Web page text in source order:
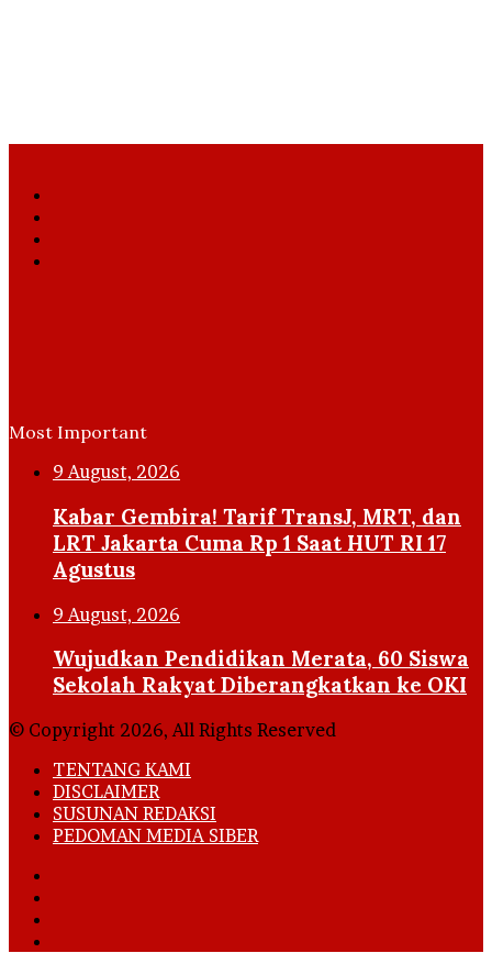
Most Important
9 August, 2026
Kabar Gembira! Tarif TransJ, MRT, dan
LRT Jakarta Cuma Rp 1 Saat HUT RI 17
Agustus
9 August, 2026
Wujudkan Pendidikan Merata, 60 Siswa
Sekolah Rakyat Diberangkatkan ke OKI
© Copyright 2026, All Rights Reserved
TENTANG KAMI
DISCLAIMER
SUSUNAN REDAKSI
PEDOMAN MEDIA SIBER